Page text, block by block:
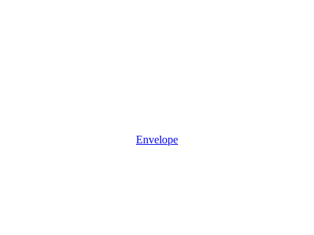
Envelope